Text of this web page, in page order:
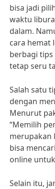
bisa jadi
waktu
dalam.
cara hemat
berbagi
tetap seru
Salah satu
dengan
Menurut
“Memilih
merupakan
bisa
online
Selain itu,